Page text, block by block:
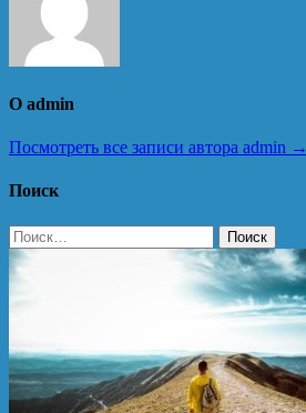
О admin
Посмотреть все записи автора admin →
Поиск
Найти: